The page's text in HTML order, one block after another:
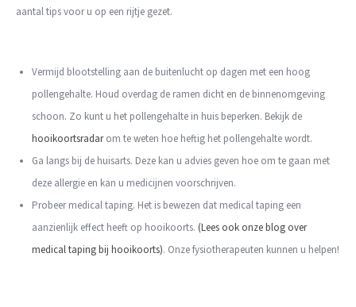
aantal tips voor u op een rijtje gezet.
Vermijd blootstelling aan de buitenlucht op dagen met een hoog
pollengehalte. Houd overdag de ramen dicht en de binnenomgeving
schoon. Zo kunt u het pollengehalte in huis beperken. Bekijk de
hooikoortsradarom te weten hoe heftig het pollengehalte wordt.
Ga langs bij de huisarts. Deze kan u advies geven hoe om te gaan met
deze allergie en kan u medicijnen voorschrijven.
Probeer medical taping. Het is bewezen dat medical taping een
aanzienlijk effect heeft op hooikoorts. (Lees ook onze blog over
medical taping bij hooikoorts). Onze fysiotherapeuten kunnen u helpen!